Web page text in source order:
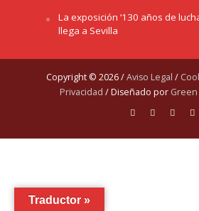
La exposición ‘130 años de
llega a Sevilla
Copyright © 2026 /Aviso Legal /
Privacidad / Diseñado por
Traductor »